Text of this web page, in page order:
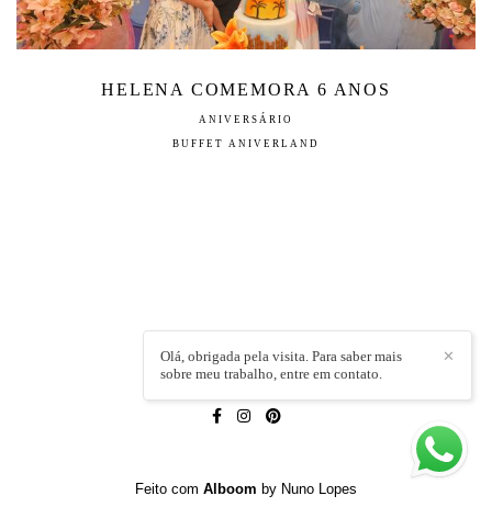
HELENA COMEMORA 6 ANOS
ANIVERSÁRIO
BUFFET ANIVERLAND
LÍVIA CAPELI/CONTATO
✕
Olá, obrigada pela visita. Para saber mais
sobre meu trabalho, entre em contato.
Feito com Alboom by Nuno Lopes